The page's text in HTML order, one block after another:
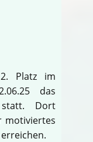
Platz im
das
Dort
motiviertes